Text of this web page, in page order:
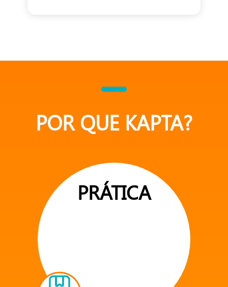
POR QUE KAPTA?
PRÁTICA